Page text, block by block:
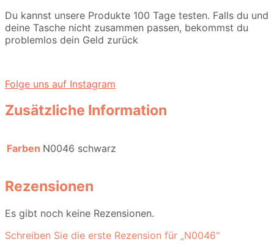
Du kannst unsere Produkte 100 Tage testen. Falls du und
deine Tasche nicht zusammen passen, bekommst du
problemlos dein Geld zurück
Folge uns auf Instagram
Zusätzliche Information
Farben N0046 schwarz
Rezensionen
Es gibt noch keine Rezensionen.
Schreiben Sie die erste Rezension für „N0046“